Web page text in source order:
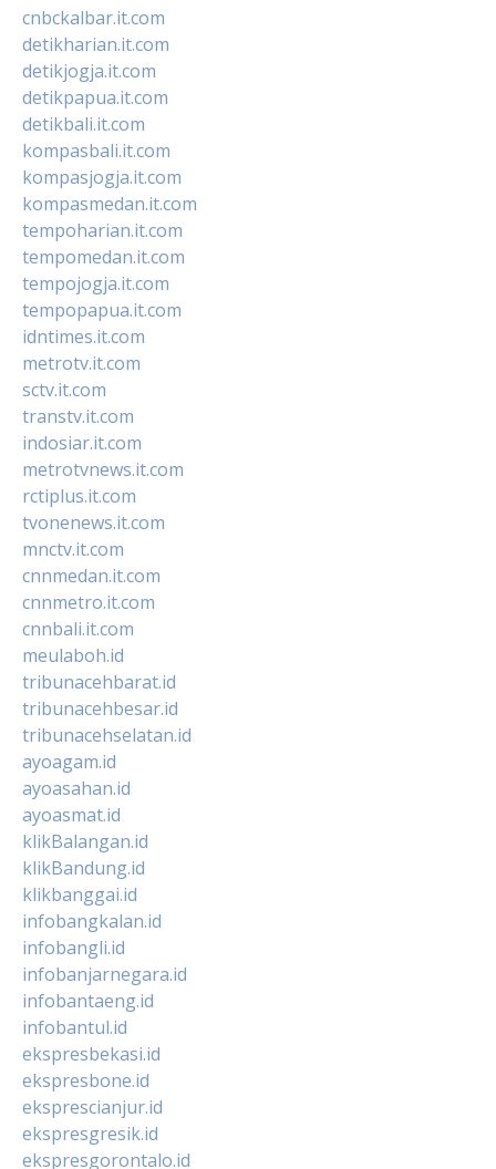
cnbckalbar.it.com
detikharian.it.com
detikjogja.it.com
detikpapua.it.com
detikbali.it.com
kompasbali.it.com
kompasjogja.it.com
kompasmedan.it.com
tempoharian.it.com
tempomedan.it.com
tempojogja.it.com
tempopapua.it.com
idntimes.it.com
metrotv.it.com
sctv.it.com
transtv.it.com
indosiar.it.com
metrotvnews.it.com
rctiplus.it.com
tvonenews.it.com
mnctv.it.com
cnnmedan.it.com
cnnmetro.it.com
cnnbali.it.com
meulaboh.id
tribunacehbarat.id
tribunacehbesar.id
tribunacehselatan.id
ayoagam.id
ayoasahan.id
ayoasmat.id
klikBalangan.id
klikBandung.id
klikbanggai.id
infobangkalan.id
infobangli.id
infobanjarnegara.id
infobantaeng.id
infobantul.id
ekspresbekasi.id
ekspresbone.id
eksprescianjur.id
ekspresgresik.id
ekspresgorontalo.id